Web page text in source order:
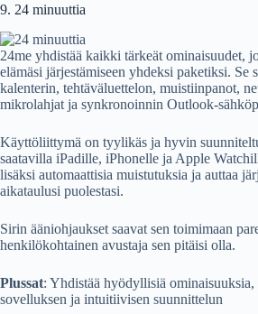
9. 24 minuuttia
24me yhdistää kaikki tärkeät ominaisuudet,
elämäsi järjestämiseen yhdeksi paketiksi. Se
kalenterin, tehtäväluettelon, muistiinpanot,
mikrolahjat ja synkronoinnin Outlook-
Käyttöliittymä on tyylikäs ja hyvin
saatavilla iPadille, iPhonelle ja Apple
lisäksi automaattisia muistutuksia ja auttaa
aikataulusi puolestasi.
Sirin ääniohjaukset saavat sen toimimaan
henkilökohtainen avustaja sen pitäisi olla.
Plussat: Yhdistää hyödyllisiä ominaisuuksia,
sovelluksen ja intuitiivisen suunnittelun